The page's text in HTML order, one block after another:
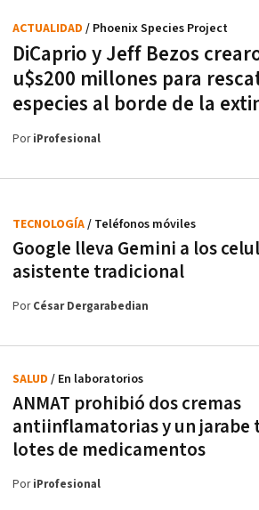
DiCaprio y Jeff Bezos
u$s200 millones para
especies al borde de la
ACTUALIDAD / Phoenix Species Project
PoriProfesional
Google lleva Gemini a los
asistente tradicional
TECNOLOGÍA/ Teléfonos móviles
PorCésar Dergarabedian
ANMAT prohibió dos cremas
antiinflamatorias y un jarabe
lotes de medicamentos
SALUD / En laboratorios
PoriProfesional